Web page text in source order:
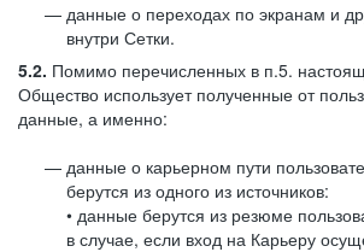
данные о переходах по экранам и
внутри Сетки.
5.2. Помимо перечисленных в п.5.
Общество использует полученные от
данные, а именно:
данные о карьерном пути
берутся из одного из источников:
• данные берутся из резюме
в случае, если вход на Карьеру